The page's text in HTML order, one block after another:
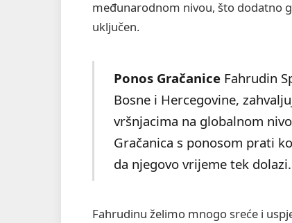
međunarodnom nivou, što dodatno
uključen.
Ponos GračaniceFahrudin
Bosne i Hercegovine,
vršnjacima na globalnom
Gračanica s ponosom prati
da njegovo vrijeme tek dolazi.
Fahrudinu želimo mnogo sreće i